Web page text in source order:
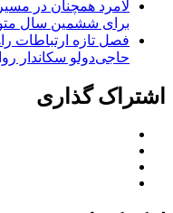
لامرد همچنان در
برای ششمین سال
فصل تازه ارتباطات
حاجی‌دولو سکاندار
اشتراک گذاری